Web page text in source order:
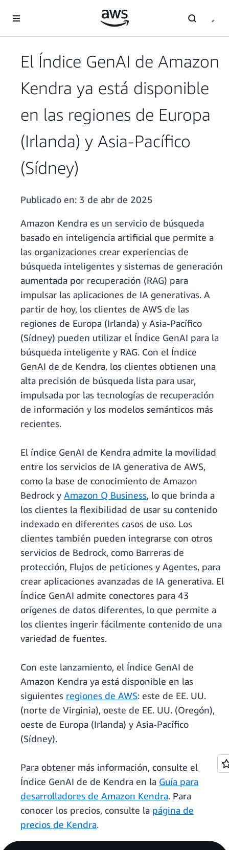
El Índice GenAI de Amazon
Kendra ya está disponible
en las regiones de Europa
(Irlanda) y Asia-Pacífico
(Sídney)
Publicado en: 3 de abr de 2025
Amazon Kendra es un servicio de búsqueda
basado en inteligencia artificial que permite a
las organizaciones crear experiencias de
búsqueda inteligentes y sistemas de generación
aumentada por recuperación (RAG) para
impulsar las aplicaciones de IA generativas. A
partir de hoy, los clientes de AWS de las
regiones de Europa (Irlanda) y Asia-Pacífico
(Sídney) pueden utilizar el Índice GenAI para la
búsqueda inteligente y RAG. Con el Índice
GenAI de de Kendra, los clientes obtienen una
alta precisión de búsqueda lista para usar,
impulsada por las tecnologías de recuperación
de información y los modelos semánticos más
recientes.
El índice GenAI de Kendra admite la movilidad
entre los servicios de IA generativa de AWS,
como la base de conocimiento de Amazon
Bedrock y Amazon Q Business, lo que brinda a
los clientes la flexibilidad de usar su contenido
indexado en diferentes casos de uso. Los
clientes también pueden integrarse con otros
servicios de Bedrock, como Barreras de
protección, Flujos de peticiones y Agentes, para
crear aplicaciones avanzadas de IA generativa. El
Índice GenAI admite conectores para 43
orígenes de datos diferentes, lo que permite a
los clientes ingerir fácilmente contenido de una
variedad de fuentes.
Con este lanzamiento, el Índice GenAI de
Amazon Kendra ya está disponible en las
siguientes regiones de AWS: este de EE. UU.
(norte de Virginia), oeste de EE. UU. (Oregón),
oeste de Europa (Irlanda) y Asia-Pacífico
(Sídney).
Para obtener más información, consulte el
Índice GenAI de de Kendra en la Guía para
desarrolladores de Amazon Kendra. Para
conocer los precios, consulte la página de
precios de Kendra.